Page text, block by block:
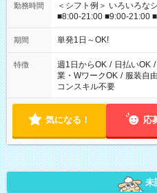
勤務時間
＜シフト例＞ いろいろな
■8:00-21:00 ■9:00-21:00
期間 単発1日～OK!
特徴 週1日からOK / 日払いOK /
業・WワークOK / 服装自由
コンスキル不要
気になる！ 応
未